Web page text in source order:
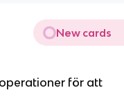
New cards
för att